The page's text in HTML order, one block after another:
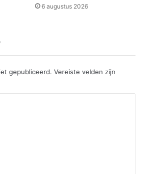
6 augustus 2026
gepubliceerd. Vereiste velden zijn